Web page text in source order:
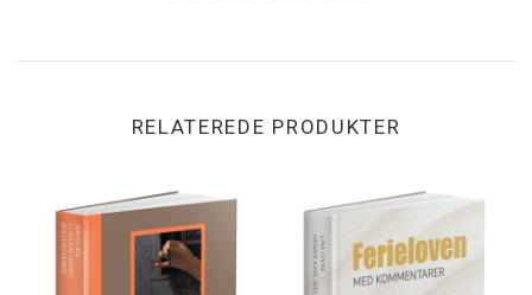
RELATEREDE PRODUKTER